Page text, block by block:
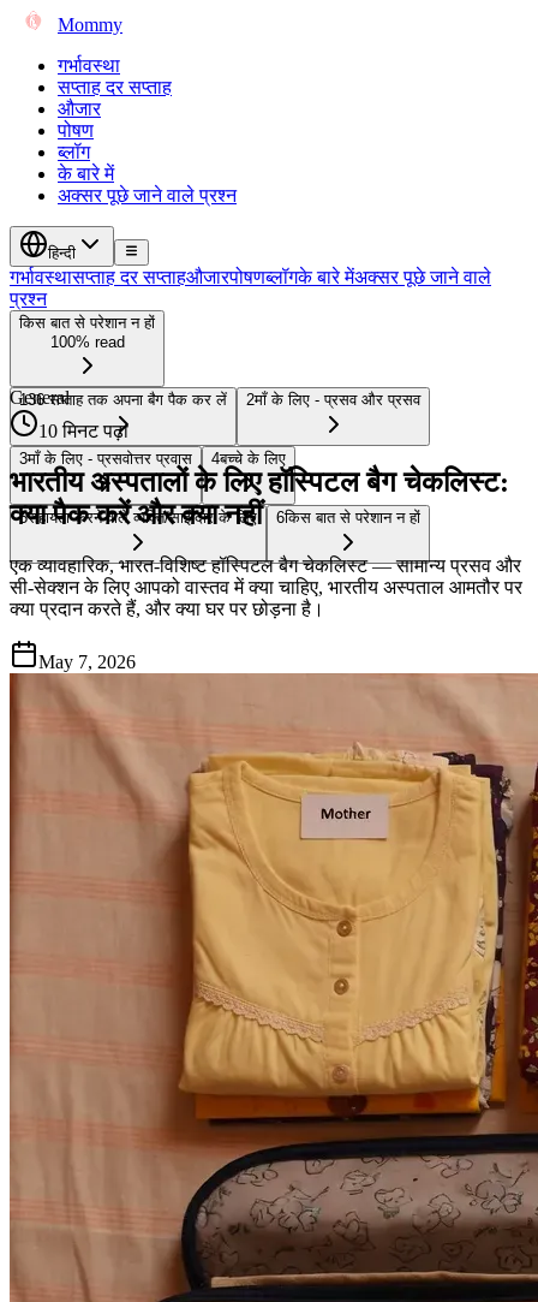
Mommy
गर्भावस्था
सप्ताह दर सप्ताह
औजार
पोषण
ब्लॉग
के बारे में
अक्सर पूछे जाने वाले प्रश्न
हिन्दी
गर्भावस्थासप्ताह दर सप्ताहऔजारपोषणब्लॉगके बारे मेंअक्सर पूछे जाने वाले
प्रश्न
किस बात से परेशान न हों
100% read
136 सप्ताह तक अपना बैग पैक कर लें 2माँ के लिए - प्रसव और प्रसव
3माँ के लिए - प्रसवोत्तर प्रवास 4बच्चे के लिए
5सहायता करने वाले व्यक्ति/साझेदार के लिए 6किस बात से परेशान न हों
General
10 मिनट पढ़ा
भारतीय अस्पतालों के लिए हॉस्पिटल बैग चेकलिस्ट:
क्या पैक करें और क्या नहीं
एक व्यावहारिक, भारत-विशिष्ट हॉस्पिटल बैग चेकलिस्ट — सामान्य प्रसव और
सी-सेक्शन के लिए आपको वास्तव में क्या चाहिए, भारतीय अस्पताल आमतौर पर
क्या प्रदान करते हैं, और क्या घर पर छोड़ना है।
May 7, 2026